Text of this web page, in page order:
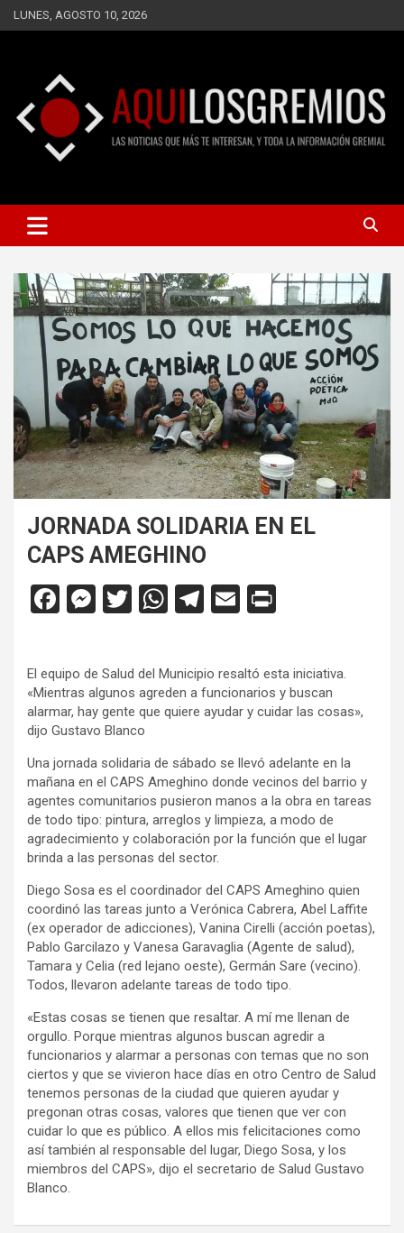
Saltar
al
LUNES, AGOSTO 10, 2026
AQUÍ LOS GREMIOS
INFORMACIÓN GREMIAL
JORNADA SOLIDARIA EN EL
CAPS AMEGHINO
F
b
o
o
k
M
n
g
er
T
er
W
s
A
p
T
gr
a
E
ri
e
dl
y
El equipo de Salud del Municipio resaltó esta iniciativa.
«Mientras algunos agreden a funcionarios y buscan
alarmar, hay gente que quiere ayudar y cuidar las cosas»,
dijo Gustavo Blanco
Una jornada solidaria de sábado se llevó adelante en la
mañana en el CAPS Ameghino donde vecinos del barrio y
agentes comunitarios pusieron manos a la obra en tareas
de todo tipo: pintura, arreglos y limpieza, a modo de
agradecimiento y colaboración por la función que el lugar
brinda a las personas del sector.
Diego Sosa es el coordinador del CAPS Ameghino quien
coordinó las tareas junto a Verónica Cabrera, Abel Laffite
(ex operador de adicciones), Vanina Cirelli (acción poetas),
Pablo Garcilazo y Vanesa Garavaglia (Agente de salud),
Tamara y Celia (red lejano oeste), Germán Sare (vecino).
Todos, llevaron adelante tareas de todo tipo.
«Estas cosas se tienen que resaltar. A mí me llenan de
orgullo. Porque mientras algunos buscan agredir a
funcionarios y alarmar a personas con temas que no son
ciertos y que se vivieron hace días en otro Centro de Salud
tenemos personas de la ciudad que quieren ayudar y
pregonan otras cosas, valores que tienen que ver con
cuidar lo que es público. A ellos mis felicitaciones como
así también al responsable del lugar, Diego Sosa, y los
miembros del CAPS», dijo el secretario de Salud Gustavo
Blanco.